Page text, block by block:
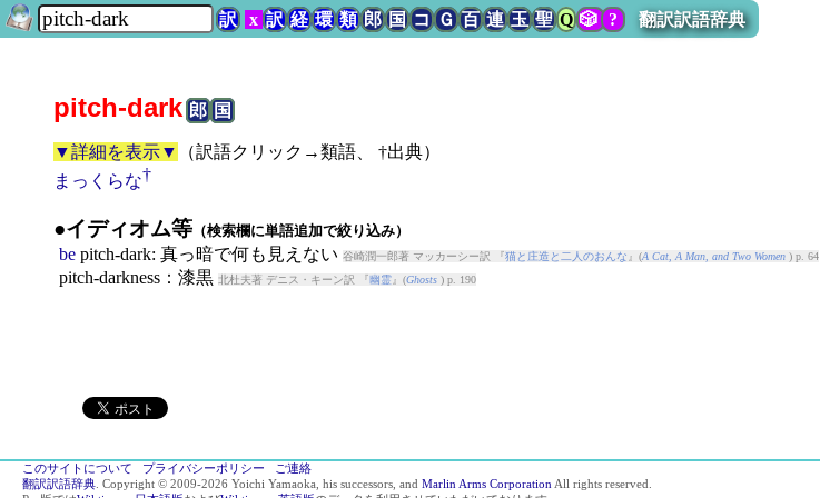
訳 x 訳 経 環 類 郎 国 コ Ｇ 百 連 玉 聖 Q 🎲? 翻訳訳語辞典
pitch-dark郎 国
▼詳細を表示▼ （訳語クリック→類語、 †出典）
まっくらな†
●イディオム等 （検索欄に単語追加で絞り込み）
be pitch-dark: 真っ暗で何も見えない 谷崎潤一郎著 マッカーシー訳 『猫と庄造と二人のおんな 』(A Cat, A Man, and Two Women) p. 64
pitch-darkness：漆黒 北杜夫著 デニス・キーン訳 『 幽霊』(Ghosts) p. 190
このサイトについて プライバシーポリシー
ご連絡
翻訳訳語辞典. Copyright © 2009-2026 Yoichi Yamaoka, his successors, and Marlin Arms CorporationAll rights reserved.